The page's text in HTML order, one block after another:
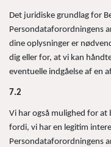
Det juridiske grundlag for
Persondataforordningens
dine oplysninger er
dig eller for, at vi kan
eventuelle indgåelse af en
7.2
Vi har også mulighed for at
fordi, vi har en legitim
Persondataforordningens